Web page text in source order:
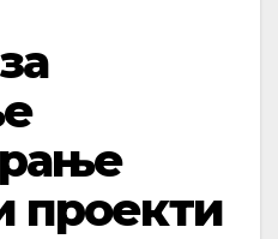
проекти